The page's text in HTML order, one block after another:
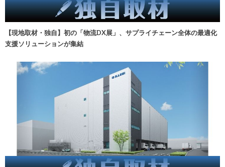
【現地取材・独自】初の「物流DX展」、サプライチェーン全体の最適化
支援ソリューションが集結